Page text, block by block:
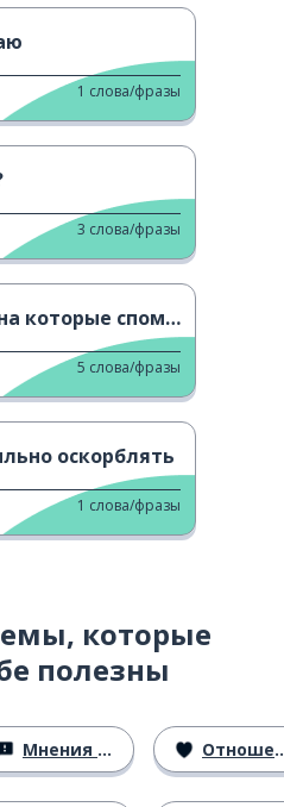
1 слова/фразы
3 слова/фразы
спомобно ваше тело.
5 слова/фразы
оскорблять
1 слова/фразы
которые
полезны
Мнения и убеждения Отношения